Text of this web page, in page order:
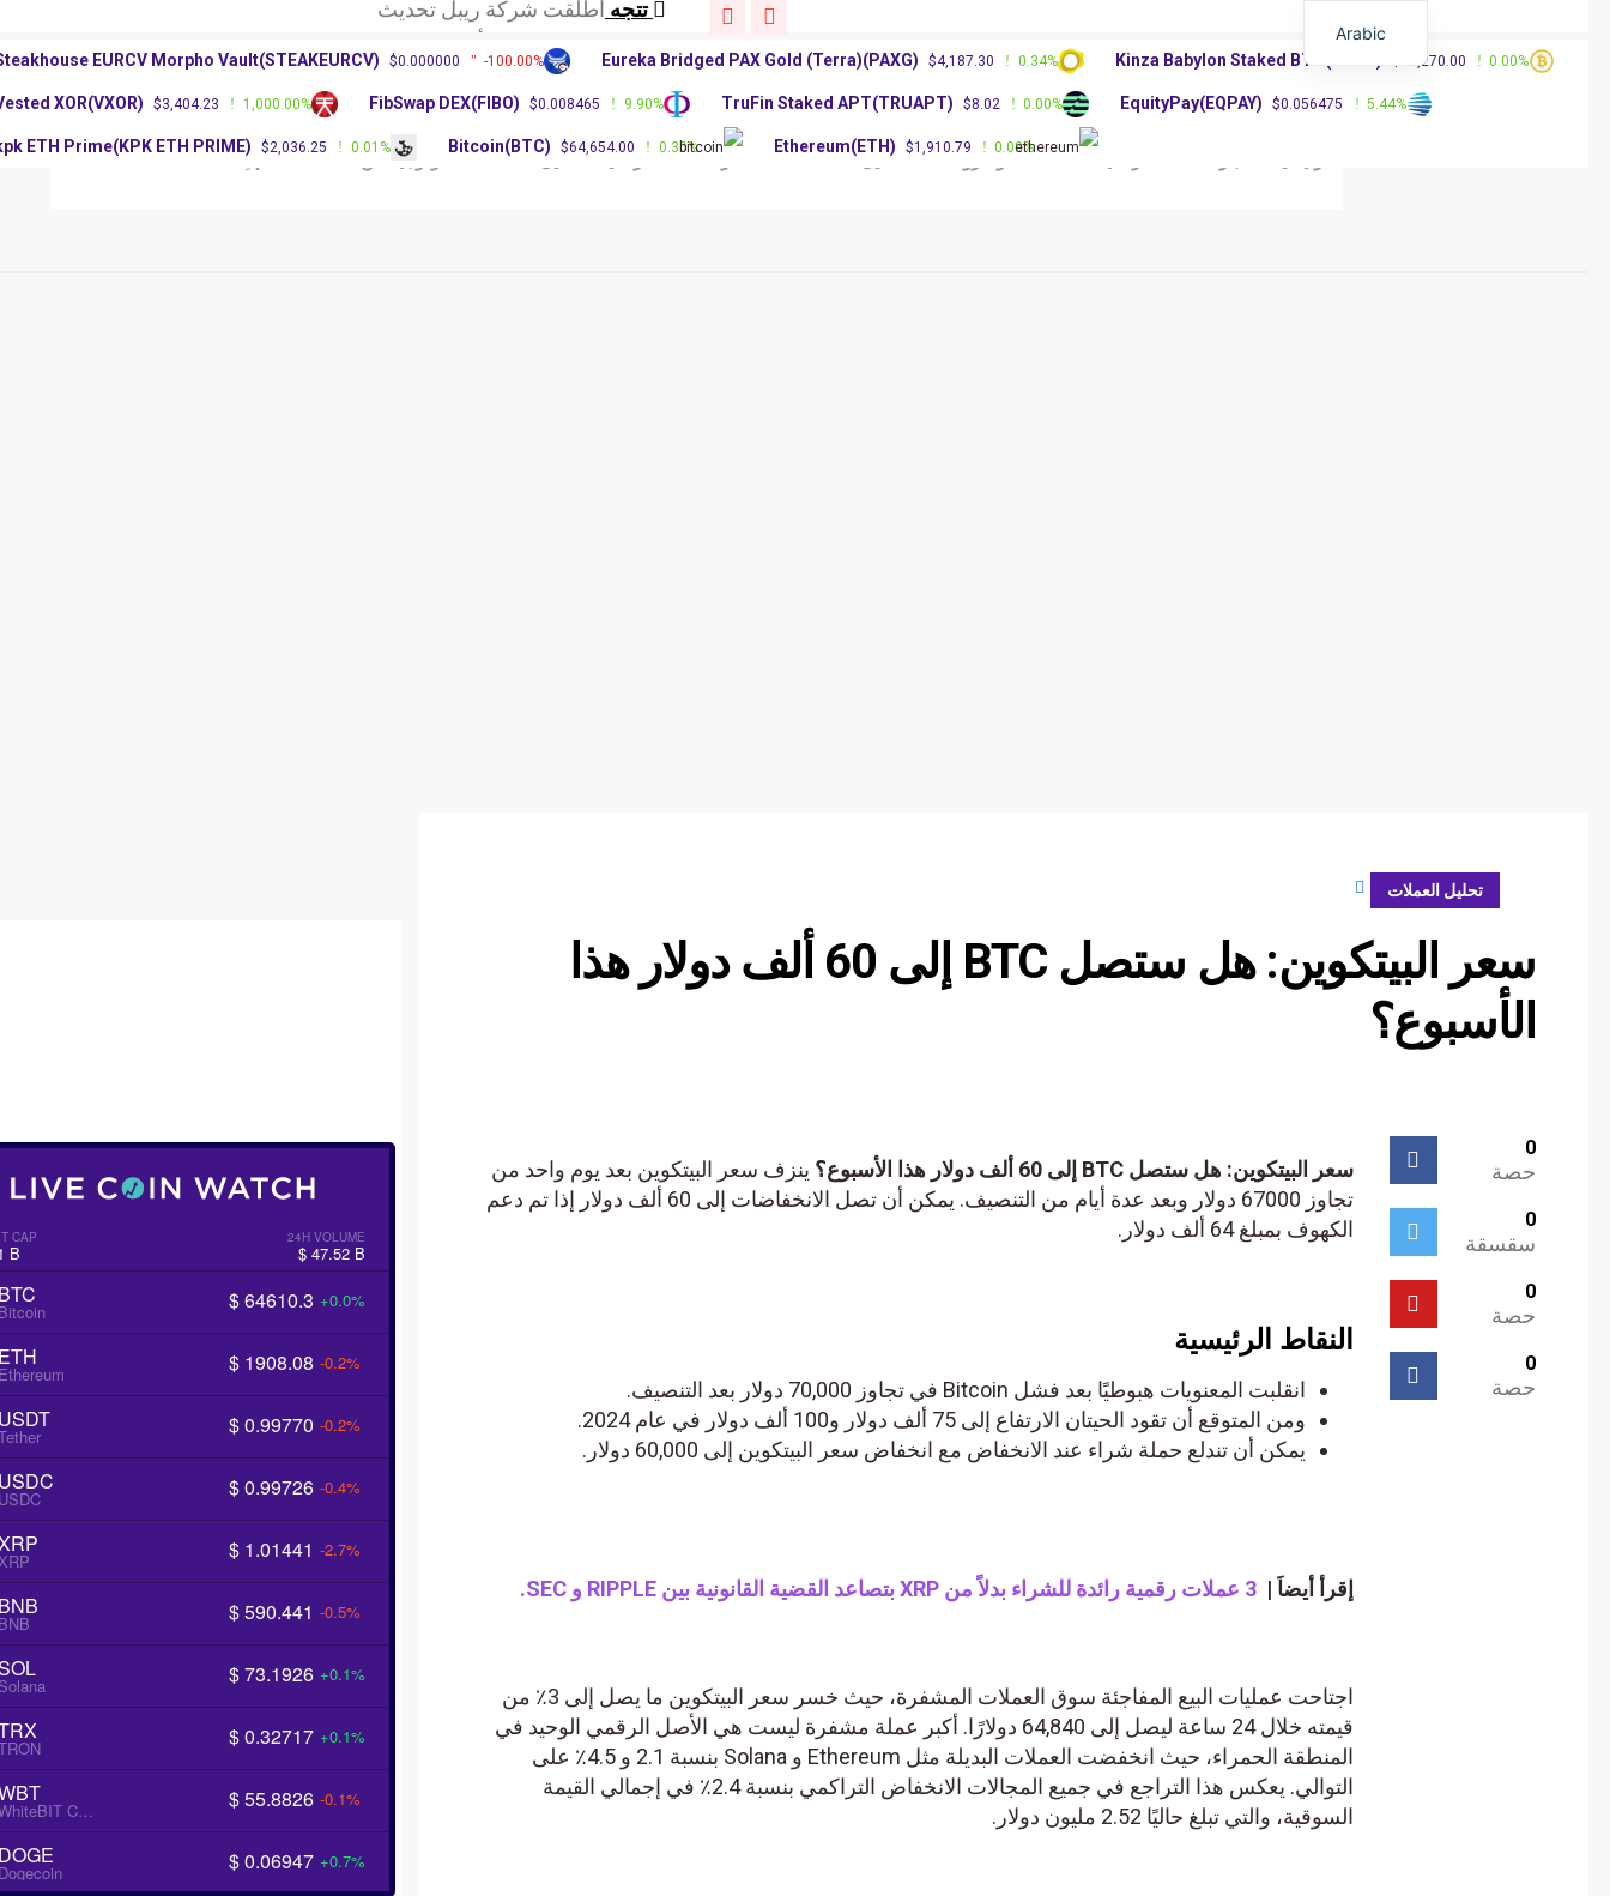
تتجهعاجل: زعيم الأغلبية في
تتجهقد تجبر اتفاقية الأخلاقيات
تتجه عاجل: زعيم الأغلبية في
تتجهقد تجبر اتفاقية الأخلاقيات دليل العملات تحليل العملات عن Crypto Platform
تحليل العملات أبريل 24, 2024
سعر البيتكوين: هل ستصل BTC إلى 60 ألف دولار هذا
الأسبوع؟
حصة
سقسقة
حصة
حصة
سعر البيتكوين: هل ستصل BTC إلى 60 ألف دولار هذا الأسبوع؟
ينزف سعر البيتكوين بعد يوم واحد من
تجاوز 67000 دولار وبعد عدة أيام من التنصيف. يمكن أن تصل الانخفاضات إلى 60 ألف دولار إذا تم دعم
الكهوف بمبلغ 64 ألف دولار.
النقاط الرئيسية
انقلبت المعنويات هبوطيًا بعد فشل Bitcoin في تجاوز 70,000 دولار بعد التنصيف.
ومن المتوقع أن تقود الحيتان الارتفاع إلى 75 ألف دولار و100 ألف دولار في عام 2024.
يمكن أن تندلع حملة شراء عند الانخفاض مع انخفاض سعر البيتكوين إلى 60,000 دولار.
إقرأ أيضاَ |3 عملات رقمية رائدة للشراء بدلاً من XRP بتصاعد القضية القانونية بين RIPPLE و SEC.
اجتاحت عمليات البيع المفاجئة سوق العملات المشفرة، حيث خسر سعر البيتكوين ما يصل إلى 3٪ من
قيمته خلال 24 ساعة ليصل إلى 64,840 دولارًا. أكبر عملة مشفرة ليست هي الأصل الرقمي الوحيد في
المنطقة الحمراء، حيث انخفضت العملات البديلة مثل Ethereum و Solana بنسبة 2.1 و 4.5٪ على
التوالي. يعكس هذا التراجع في جميع المجالات الانخفاض التراكمي بنسبة 2.4٪ في إجمالي القيمة
السوقية، والتي تبلغ حاليًا 2.52 مليون دولار.
CAP
B
24H VOLUME
$ 47.52 B
BTC
Bitcoin $ 64610.3 +0.0%
ETH
Ethereum $ 1908.08 -0.2%
USDT
Tether $ 0.99770 -0.2%
USDC
USDC $ 0.99726 -0.4%
XRP
XRP $ 1.01441 -2.7%
BNB
BNB $ 590.441 -0.5%
SOL
Solana $ 73.1926 +0.1%
TRX
TRON $ 0.32717 +0.1%
WBT $ 55.8826 -0.1%
DOGE
Dogecoin $ 0.06947 +0.7%
Steakhouse EURCV Morpho Vault(STEAKEURCV) $0.000000 -100.00% Eureka Bridged PAX Gold (Terra)(PAXG) $4,187.30 0.34% Kinza Babylon Staked BTC(KBTC) $83,270.00 0.00%
Vested XOR(VXOR) $3,404.23 1,000.00% FibSwap DEX(FIBO) $0.008465 9.90% TruFin Staked APT(TRUAPT) $8.02 0.00% EquityPay(EQPAY) $0.056475 5.44%
kpk ETH Prime(KPK ETH PRIME) $2,036.25 0.01% Bitcoin(BTC) $64,654.00 0.30% Ethereum(ETH) $1,910.79 0.00%
Arabic